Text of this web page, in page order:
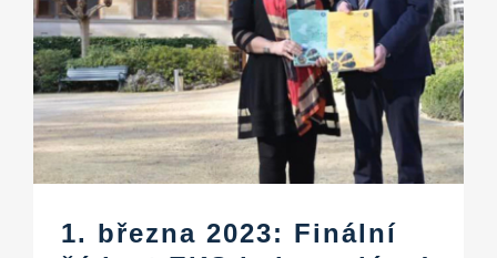
1. března 2023: Finální